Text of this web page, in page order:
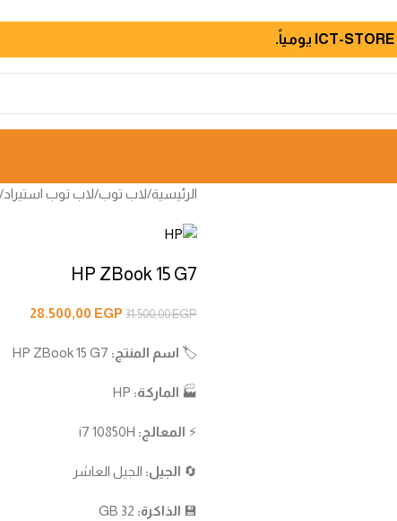
الرئيسية/لاب توب/لاب توب استيراد/
HP ZBook 15 G7
31.500,00EGP
28.500,00 EGP
🏷️ اسم المنتج:
🏭 الماركة:
⚡ المعالج:
🔄 الجيل: الجيل العاشر
💾 الذاكرة: